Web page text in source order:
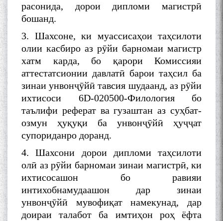
расонида, дорои дипломи магистрӣ
бошанд.
3. Шахсоне, ки муассисаҳои таҳсилоти
олии касбиро аз рӯйи барномаи магистр
хатм карда, бо қарори Комиссияи
аттестатсионии давлатӣ барои таҳсил ба
зинаи унвонҷӯйӣ тавсия шудаанд, аз рӯйи
ихтисоси 6D-020500-Филология бо
таълифи реферат ва гузаштан аз суҳбат-
озмун ҳуқуқи ба унвонҷӯйӣ ҳуҷҷат
супориданро доранд.
4. Шахсони дорои дипломи таҳсилоти
олӣ аз рӯйи барномаи зинаи магистрӣ, ки
ихтисосашон бо равияи
интихобнамудаашон дар зинаи
унвонҷӯйӣ мувофиқат намекунад, дар
доираи талабот ба имтиҳон роҳ ёфта